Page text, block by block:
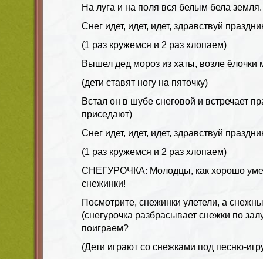
На луга и на поля вся белым бела земля.
Снег идет, идет, идет, здравствуй
(1 раз кружемся и 2 раз хлопаем)
Вышел дед мороз из хаты, возле ёлочки
(дети ставят ногу на пяточку)
Встал он в шубе снеговой и встречает
приседают)
Снег идет, идет, идет, здравствуй
(1 раз кружемся и 2 раз хлопаем)
СНЕГУРОЧКА: Молодцы, как хорошо
снежинки!
Посмотрите, снежинки улетели, а
(снегурочка разбрасывает снежки по
поиграем?
(Дети играют со снежками под песню-